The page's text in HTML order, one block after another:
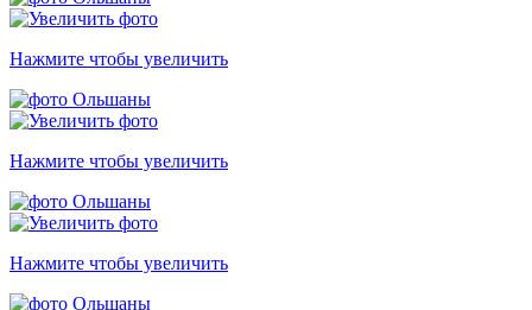
Нажмите чтобы увеличить
Нажмите чтобы увеличить
Нажмите чтобы увеличить